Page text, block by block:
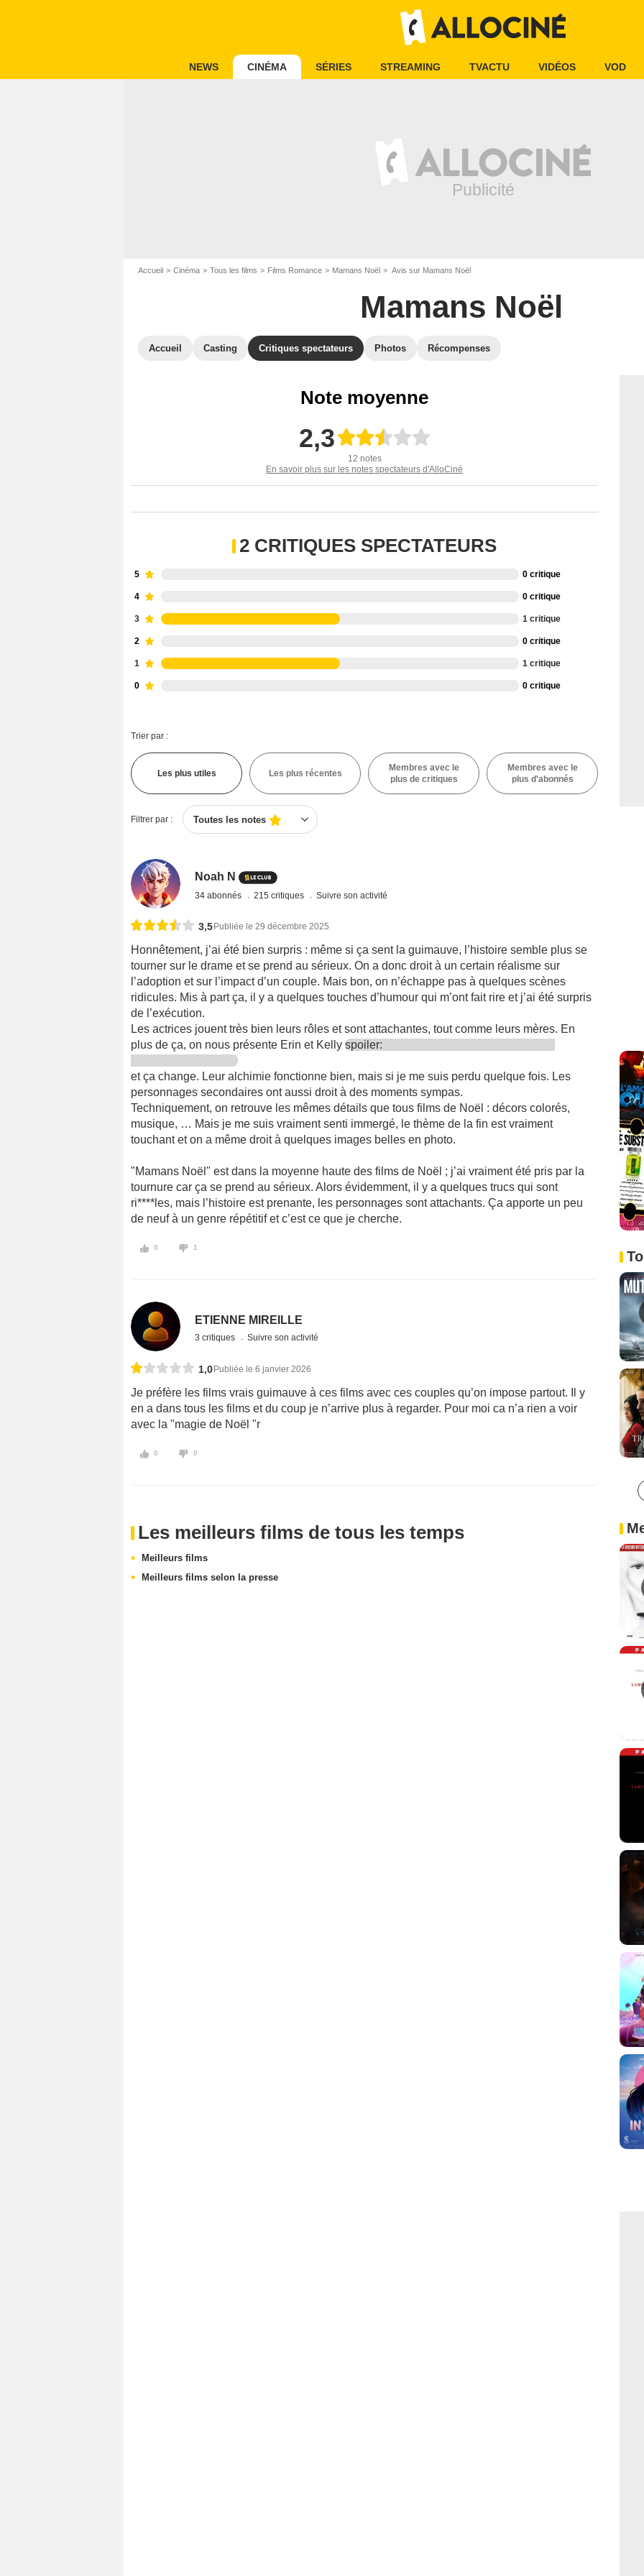
NEWS CINÉMA SÉRIES STREAMING TVACTU VIDÉOS VOD
Accueil Cinéma Tous les films Films Romance Mamans Noël Avis sur Mamans Noël
Mamans Noël
Accueil Casting Critiques spectateurs Photos Récompenses
Note moyenne
2,3
12 notes
En savoir plus sur les notes spectateurs d'AlloCiné
2 CRITIQUES SPECTATEURS
5 0 critique
4 0 critique
3 1 critique
2 0 critique
1 1 critique
0 0 critique
Trier par :
Les plus utiles Les plus récentes
Membres avec le
plus de critiques
Membres avec le
plus d'abonnés
Filtrer par : Toutes les notes
Noah N
34 abonnés 215 critiques Suivre son activité
3,5 Publiée le 29 décembre 2025
Honnêtement, j’ai été bien surpris : même si ça sent la guimauve, l’histoire semble plus se
tourner sur le drame et se prend au sérieux. On a donc droit à un certain réalisme sur
l’adoption et sur l’impact d’un couple. Mais bon, on n’échappe pas à quelques scènes
ridicules. Mis à part ça, il y a quelques touches d’humour qui m’ont fait rire et j’ai été surpris
de l’exécution.
Les actrices jouent très bien leurs rôles et sont attachantes, tout comme leurs mères. En
plus de ça, on nous présente Erin et Kelly spoiler:
et ça change. Leur alchimie fonctionne bien, mais si je me suis perdu quelque fois. Les
personnages secondaires ont aussi droit à des moments sympas.
Techniquement, on retrouve les mêmes détails que tous films de Noël : décors colorés,
musique, … Mais je me suis vraiment senti immergé, le thème de la fin est vraiment
touchant et on a même droit à quelques images belles en photo.
"Mamans Noël" est dans la moyenne haute des films de Noël ; j’ai vraiment été pris par la
tournure car ça se prend au sérieux. Alors évidemment, il y a quelques trucs qui sont
ri****les, mais l’histoire est prenante, les personnages sont attachants. Ça apporte un peu
de neuf à un genre répétitif et c’est ce que je cherche.
0 1
ETIENNE MIREILLE
3 critiques Suivre son activité
1,0Publiée le 6 janvier 2026
Je préfère les films vrais guimauve à ces films avec ces couples qu’on impose partout. Il y
en a dans tous les films et du coup je n’arrive plus à regarder. Pour moi ca n’a rien a voir
avec la "magie de Noël "r
0 0
Les meilleurs films de tous les temps
Meilleurs films
Meilleurs films selon la presse